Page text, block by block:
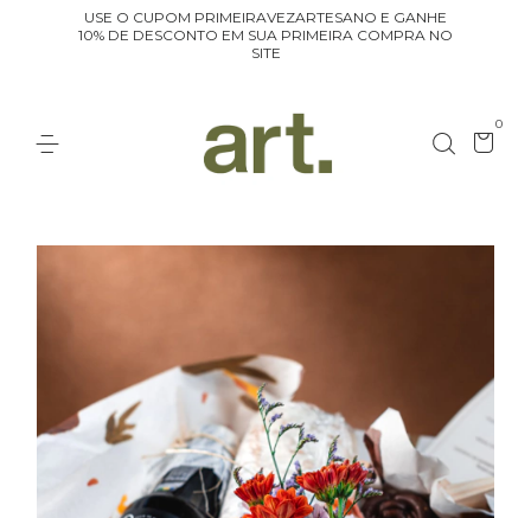
USE O CUPOM PRIMEIRAVEZARTESANO E GANHE
10% DE DESCONTO EM SUA PRIMEIRA COMPRA NO
SITE
0